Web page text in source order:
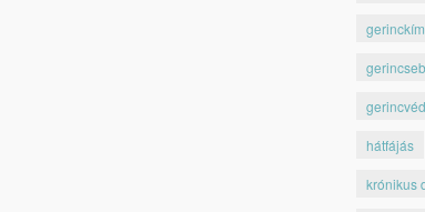
hátfájás
krónikus